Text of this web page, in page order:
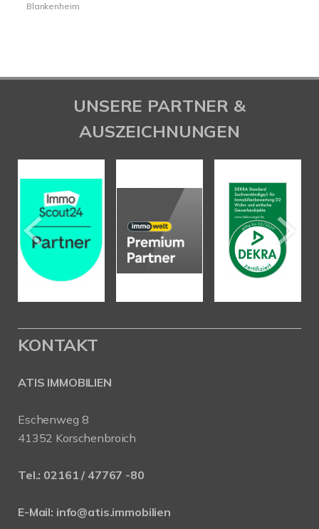
Blankenheim
UNSERE PARTNER &
AUSZEICHNUNGEN
KONTAKT
ATIS IMMOBILIEN
Eschenweg 8
41352 Korschenbroich
Tel.: 02161 / 47767 -80
E-Mail: info@atis.immobilien